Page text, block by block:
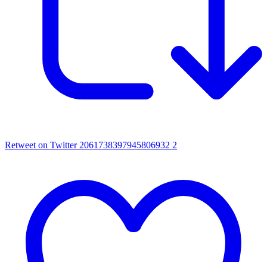
Retweet on Twitter 2061738397945806932 2